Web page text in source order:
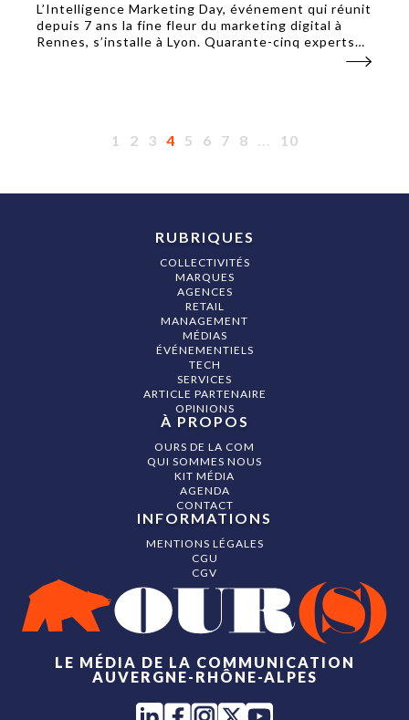
L’Intelligence Marketing Day, événement qui réunit
depuis 7 ans la fine fleur du marketing digital à
Rennes, s’installe à Lyon. Quarante-cinq experts
partageront leurs analyses, prospectives et cas
1 2 3 4 5 6 7 8 ... 10
LE MÉDIA DE LA COMMUNICATION
AUVERGNE-RHÔNE-ALPES
RUBRIQUES
COLLECTIVITÉS
MARQUES
AGENCES
RETAIL
MANAGEMENT
MÉDIAS
ÉVÉNEMENTIELS
TECH
SERVICES
ARTICLE PARTENAIRE
OPINIONS
À PROPOS
OURS DE LA COM
QUI SOMMES NOUS
KIT MÉDIA
AGENDA
CONTACT
INFORMATIONS
MENTIONS LÉGALES
CGU
CGV